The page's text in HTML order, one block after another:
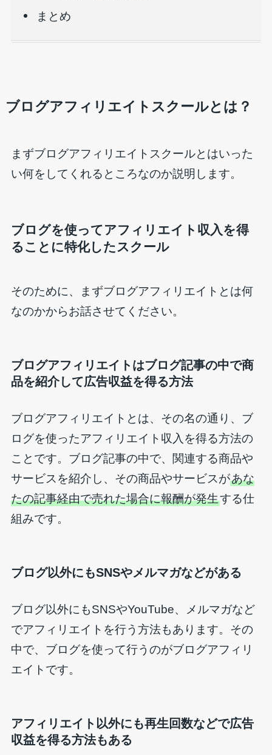
まとめ
ブログアフィリエイトスクールとは？
まずブログアフィリエイトスクールとはいった
い何をしてくれるところなのか説明します。
ブログを使ってアフィリエイト収入を得
ることに特化したスクール
そのために、まずブログアフィリエイトとは何
なのかからお話させてください。
ブログアフィリエイトはブログ記事の中で商
品を紹介して広告収益を得る方法
ブログアフィリエイトとは、その名の通り、ブ
ログを使ったアフィリエイト収入を得る方法の
ことです。ブログ記事の中で、関連する商品や
サービスを紹介し、その商品やサービスがあな
たの記事経由で売れた場合に報酬が発生する仕
組みです。
ブログ以外にもSNSやメルマガなどがある
ブログ以外にもSNSやYouTube、メルマガなど
でアフィリエイトを行う方法もあります。その
中で、ブログを使って行うのがブログアフィリ
エイトです。
アフィリエイト以外にも再生回数などで広告
収益を得る方法もある